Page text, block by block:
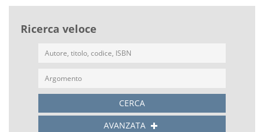
Ricerca veloce
CERCA
AVANZATA